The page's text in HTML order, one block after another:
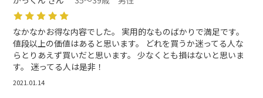
なかなかお得な内容でした。 実用的なものばかりで満足です。
値段以上の価値はあると思います。 どれを買うか迷ってる人な
らとりあえず買いだと思います。 少なくとも損はないと思いま
す。 迷ってる人は是非！
2021.01.14